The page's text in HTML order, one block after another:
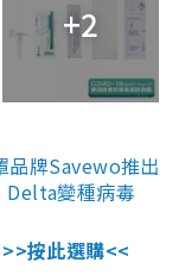
+2
品牌Savewo推出
變種病毒
>>按此選購<<